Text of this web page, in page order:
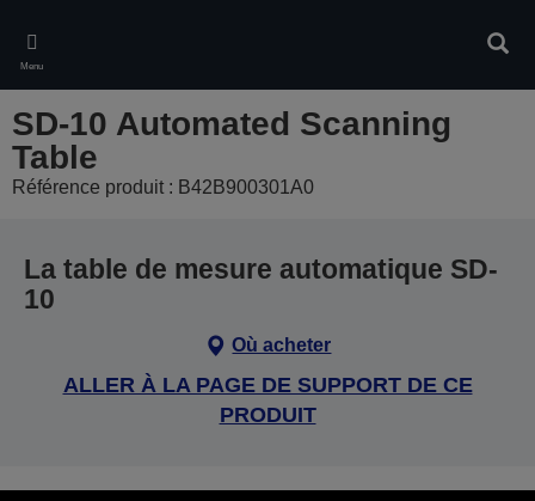
main
content
Menu
SD-10 Automated Scanning
Table
Référence produit : B42B900301A0
La table de mesure automatique SD-
10
Où acheter
ALLER À LA PAGE DE SUPPORT DE CE
PRODUIT